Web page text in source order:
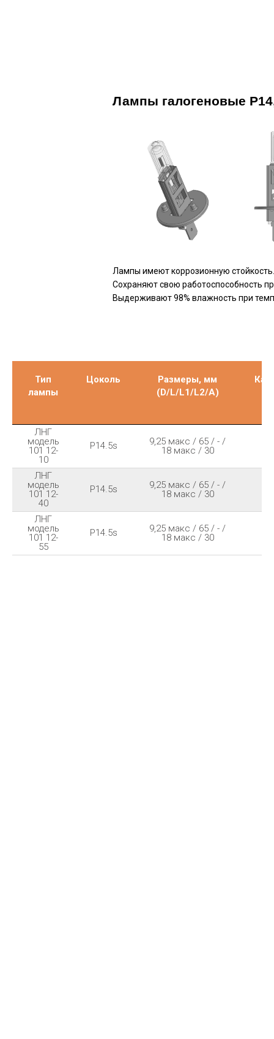
Лампы галогеновые
Лампы имеют коррозионную стойкость.
Сохраняют свою работоспособность
Выдерживают 98% влажность при
Тип
лампы
Цоколь
Размеры, мм
(D/L/L1/L2/A)
ЛНГ
модель
101 12-
10
P14.5s
9,25 макс / 65 / - /
18 макс / 30
ЛНГ
модель
101 12-
40
P14.5s
9,25 макс / 65 / - /
18 макс / 30
ЛНГ
модель
101 12-
55
P14.5s
9,25 макс / 65 / - /
18 макс / 30